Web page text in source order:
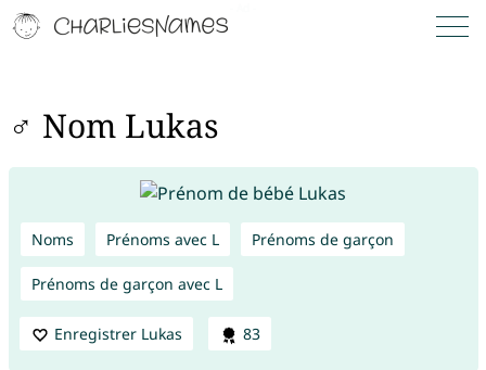
♂ Nom Lukas
Noms Prénoms avec L Prénoms de garçon
Prénoms de garçon avec L
Enregistrer Lukas 83